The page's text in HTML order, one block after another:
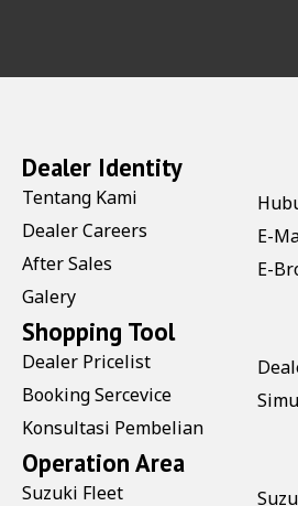
Dealer Identity
Tentang Kami
Dealer Careers
After Sales
Galery
E-
E-
Shopping Tool
Dealer Pricelist
Booking Sercevice
Konsultasi Pembelian
Operation Area
Suzuki Fleet